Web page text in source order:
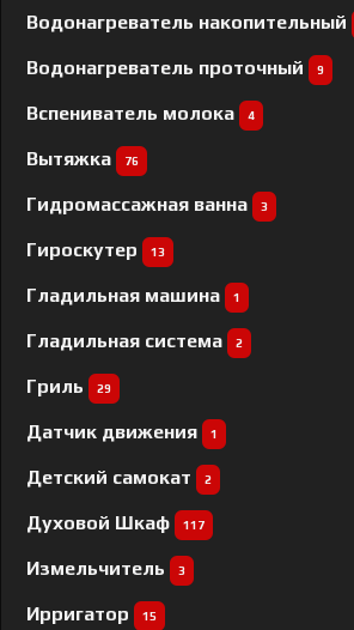
Водонагреватель накопительный
Водонагреватель проточный 9
Вспениватель молока 4
Вытяжка 76
Гидромассажная ванна 3
Гироскутер 13
Гладильная машина 1
Гладильная система 2
Гриль 29
Датчик движения 1
Детский самокат 2
Духовой Шкаф 117
Измельчитель 3
Ирригатор 15